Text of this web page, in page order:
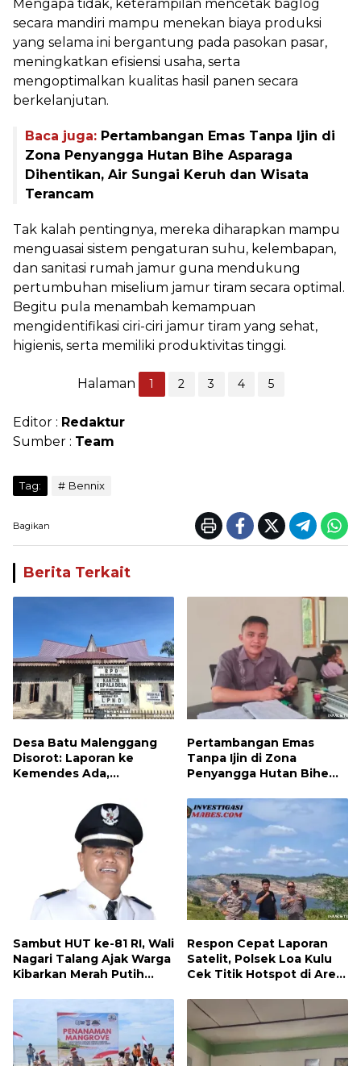
Mengapa tidak, keterampilan mencetak baglog
secara mandiri mampu menekan biaya produksi
yang selama ini bergantung pada pasokan pasar,
meningkatkan efisiensi usaha, serta
mengoptimalkan kualitas hasil panen secara
berkelanjutan.
Baca juga: Pertambangan Emas Tanpa Ijin di
Zona Penyangga Hutan Bihe Asparaga
Dihentikan, Air Sungai Keruh dan Wisata
Terancam
Tak kalah pentingnya, mereka diharapkan mampu
menguasai sistem pengaturan suhu, kelembapan,
dan sanitasi rumah jamur guna mendukung
pertumbuhan miselium jamur tiram secara optimal.
Begitu pula menambah kemampuan
mengidentifikasi ciri-ciri jamur tiram yang sehat,
higienis, serta memiliki produktivitas tinggi.
Halaman 1 2 3 4 5
Editor : Redaktur
Sumber : Team
Tag: Bennix
Bagikan
Berita Terkait
Desa Batu Malenggang
Disorot: Laporan ke
Kemendes Ada,
Pertambangan Emas
Tanpa Ijin di Zona
Penyangga Hutan Bihe
Sungai Keruh dan Wisata
Terancam
Sambut HUT ke-81 RI, Wali
Nagari Talang Ajak Warga
Kibarkan Merah Putih
Tanah Air
Respon Cepat Laporan
Satelit, Polsek Loa Kulu
Cek Titik Hotspot di Area